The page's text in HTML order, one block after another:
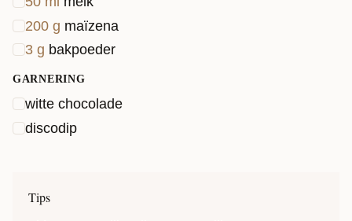
kleuren van de discodip!
200 g maïzena
3 g bakpoeder
GARNERING
witte chocolade
discodip
Tips